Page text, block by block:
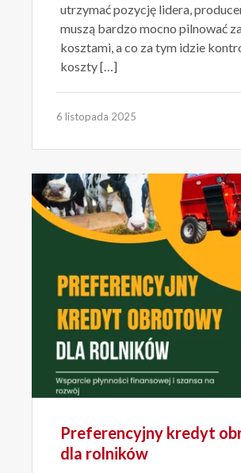
utrzymać pozycję lidera,
muszą bardzo mocno pilnować
kosztami, a co za tym idzie
koszty […]
6 listopada 2025
Preferencyjny kredyt
dla rolników